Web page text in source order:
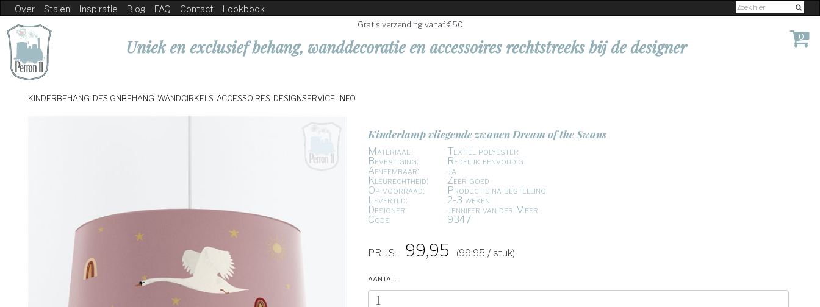
Over Stalen Inspiratie Blog FAQ Contact Lookbook
Gratis verzending vanaf €50
Uniek en exclusief behang, wanddecoratie en accessoires rechtstreeks bij de designer 0
KINDERBEHANG DESIGNBEHANG WANDCIRKELS ACCESSOIRES DESIGNSERVICE INFO
Kinderlamp vliegende zwanen Dream of the Swans
Materiaal:
Textiel polyester
Bevestiging:
Redelijk eenvoudig
Afneembaar:
Ja
Kleurechtheid:
Zeer goed
Op voorraad:
Productie na bestelling
Levertijd:
2-3 weken
Designer:
Jennifer van der Meer
Code:
9347
PRIJS: 99,95 (99,95 / stuk)
Aantal: